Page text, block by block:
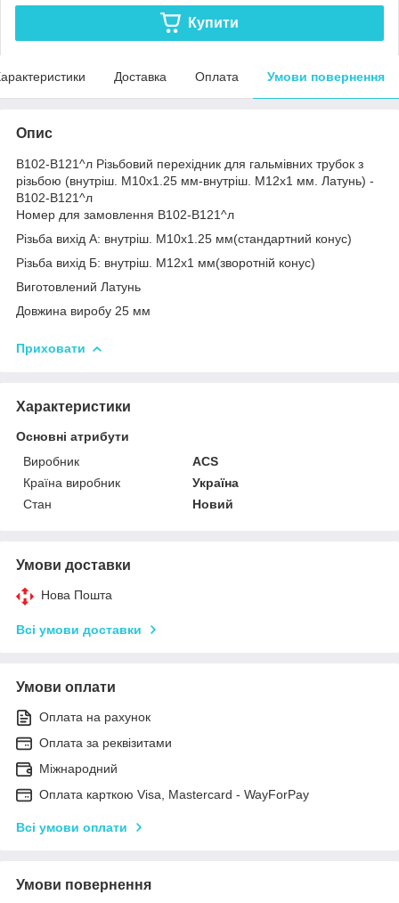
Купити
Доставка Оплата Умови повернення
Опис
В102-В121^л Різьбовий перехідник для гальмівних трубок з
різьбою (внутріш. М10x1.25 мм-внутріш. М12x1 мм. Латунь) -
В102-В121^л
Номер для замовлення В102-В121^л
Різьба вихід А: внутріш. М10x1.25 мм(стандартний конус)
Різьба вихід Б: внутріш. М12x1 мм(зворотній конус)
Виготовлений Латунь
Довжина виробу 25 мм
Приховати
Характеристики
Основні атрибути
Виробник
ACS
Країна виробник
Україна
Стан
Новий
Умови доставки
Нова Пошта
Всі умови доставки
Умови оплати
Оплата на рахунок
Оплата за реквізитами
Міжнародний
Оплата карткою Visa, Mastercard - WayForPay
Всі умови оплати
Умови повернення